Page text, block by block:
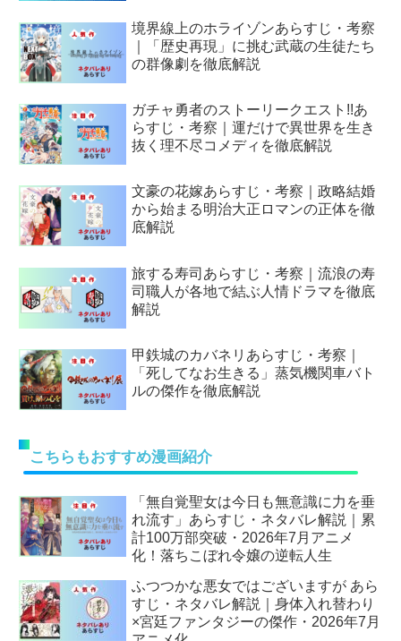
境界線上のホライゾンあらすじ・考察
｜「歴史再現」に挑む武蔵の生徒たち
の群像劇を徹底解説
ガチャ勇者のストーリークエスト!!あ
らすじ・考察｜運だけで異世界を生き
抜く理不尽コメディを徹底解説
文豪の花嫁あらすじ・考察｜政略結婚
から始まる明治大正ロマンの正体を徹
底解説
旅する寿司あらすじ・考察｜流浪の寿
司職人が各地で結ぶ人情ドラマを徹底
解説
甲鉄城のカバネリあらすじ・考察｜
「死してなお生きる」蒸気機関車バト
ルの傑作を徹底解説
こちらもおすすめ漫画紹介
「無自覚聖女は今日も無意識に力を垂
れ流す」あらすじ・ネタバレ解説｜累
計100万部突破・2026年7月アニメ
化！落ちこぼれ令嬢の逆転人生
ふつつかな悪女ではございますが あら
すじ・ネタバレ解説｜身体入れ替わり
×宮廷ファンタジーの傑作・2026年7月